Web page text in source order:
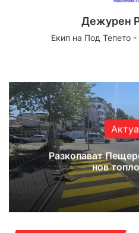
Дежурен
Екип на Под Тепето
Разкопават
нов